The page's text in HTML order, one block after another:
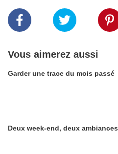
Vous aimerez aussi
Garder une trace du mois passé
Deux week-end, deux ambiances